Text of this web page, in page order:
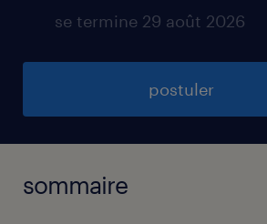
se termine 29 août 2026
postuler
sommaire